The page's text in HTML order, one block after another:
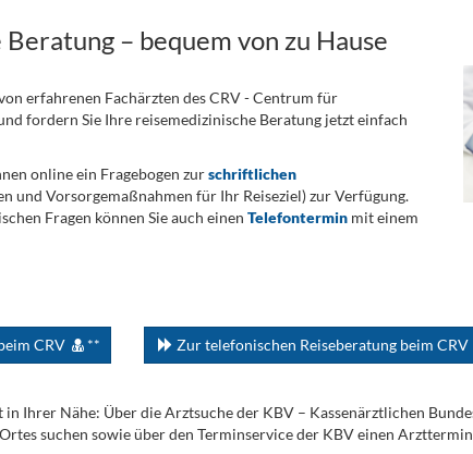
– bequem von zu Hause
erfahrenen Fachärzten des CRV - Centrum für
fordern Sie Ihre reisemedizinische Beratung jetzt einfach
online ein Fragebogen zurschriftlichen
und Vorsorgemaßnahmen für Ihr Reiseziel) zur Verfügung.
Fragen können Sie auch einen Telefonterminmit einem
CRV ** Zur telefonischen Reiseberatung beim
Ihrer Nähe: Über die Arztsuche der KBV – Kassenärztlichen
suchen sowie über den Terminservice der KBV einen